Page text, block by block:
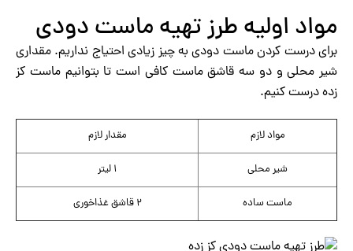
مواد اولیه طرز تهیه ماست دودی
برای درست کردن ماست دودی به چیز زیادی احتیاج نداریم. مقداری
شیر محلی و دو سه قاشق ماست کافی است تا بتوانیم ماست کز
زده درست کنیم.
مواد لازم مقدار لازم
شیر محلی ۱ لیتر
ماست ساده ۲ قاشق غذاخوری